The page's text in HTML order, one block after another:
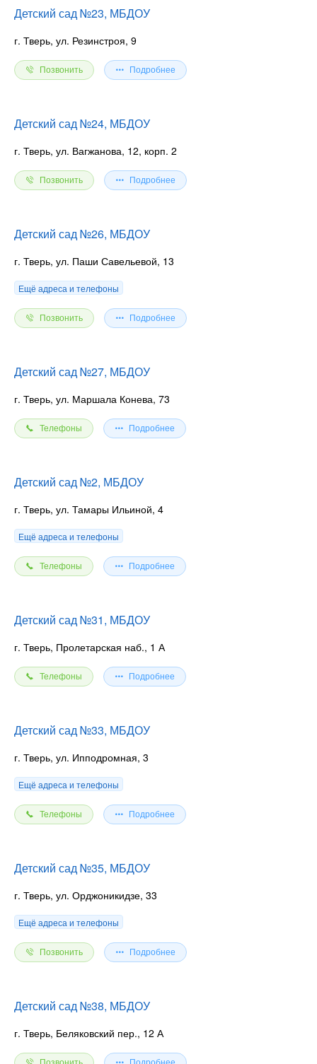
Детский сад №23, МБДОУ
г. Тверь, ул. Резинстроя, 9
Позвонить Подробнее
Детский сад №24, МБДОУ
г. Тверь, ул. Вагжанова, 12, корп. 2
Позвонить Подробнее
Детский сад №26, МБДОУ
г. Тверь, ул. Паши Савельевой, 13
Ещё адреса и телефоны
Позвонить Подробнее
Детский сад №27, МБДОУ
г. Тверь, ул. Маршала Конева, 73
Телефоны Подробнее
Детский сад №2, МБДОУ
г. Тверь, ул. Тамары Ильиной, 4
Ещё адреса и телефоны
Телефоны Подробнее
Детский сад №31, МБДОУ
г. Тверь, Пролетарская наб., 1 А
Телефоны Подробнее
Детский сад №33, МБДОУ
г. Тверь, ул. Ипподромная, 3
Ещё адреса и телефоны
Телефоны Подробнее
Детский сад №35, МБДОУ
г. Тверь, ул. Орджоникидзе, 33
Ещё адреса и телефоны
Позвонить Подробнее
Детский сад №38, МБДОУ
г. Тверь, Беляковский пер., 12 А